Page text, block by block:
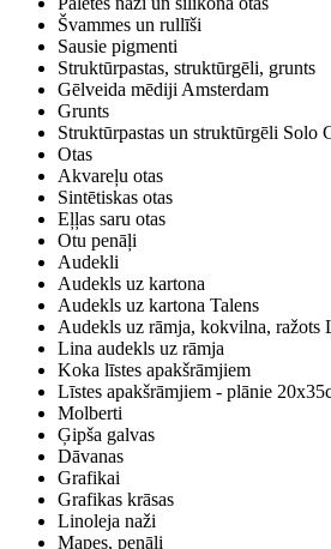
Švammes un rullīši
Sausie pigmenti
Struktūrpastas, struktūrgēli, grunts
Gēlveida mēdiji Amsterdam
Grunts
Struktūrpastas un struktūrgēli Solo
Otas
Akvareļu otas
Sintētiskas otas
Eļļas saru otas
Otu penāļi
Audekli
Audekls uz kartona
Audekls uz kartona Talens
Audekls uz rāmja, kokvilna, ražots
Lina audekls uz rāmja
Koka līstes apakšrāmjiem
Līstes apakšrāmjiem - plānie
Molberti
Ģipša galvas
Dāvanas
Grafikai
Grafikas krāsas
Linoleja naži
Mapes, penāļi